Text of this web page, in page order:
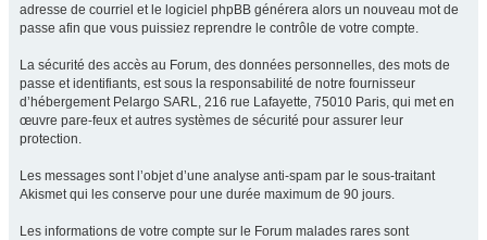
adresse de courriel et le logiciel phpBB générera alors un nouveau mot de
passe afin que vous puissiez reprendre le contrôle de votre compte.
La sécurité des accès au Forum, des données personnelles, des mots de
passe et identifiants, est sous la responsabilité de notre fournisseur
d’hébergement Pelargo SARL, 216 rue Lafayette, 75010 Paris, qui met en
œuvre pare-feux et autres systèmes de sécurité pour assurer leur
protection.
Les messages sont l’objet d’une analyse anti-spam par le sous-traitant
Akismet qui les conserve pour une durée maximum de 90 jours.
Les informations de votre compte sur le Forum malades rares sont